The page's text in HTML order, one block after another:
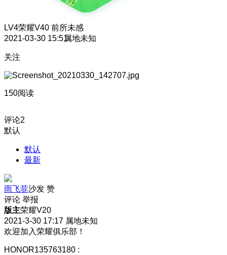
LV4荣耀V40 前所未感
2021-03-30 15:51属地未知
关注
150阅读
评论2
默认
默认
最新
雨飞菲沙发 赞
评论 举报
版主荣耀V20
2021-3-30 17:17 属地未知
欢迎加入荣耀俱乐部！
HONOR135763180 :